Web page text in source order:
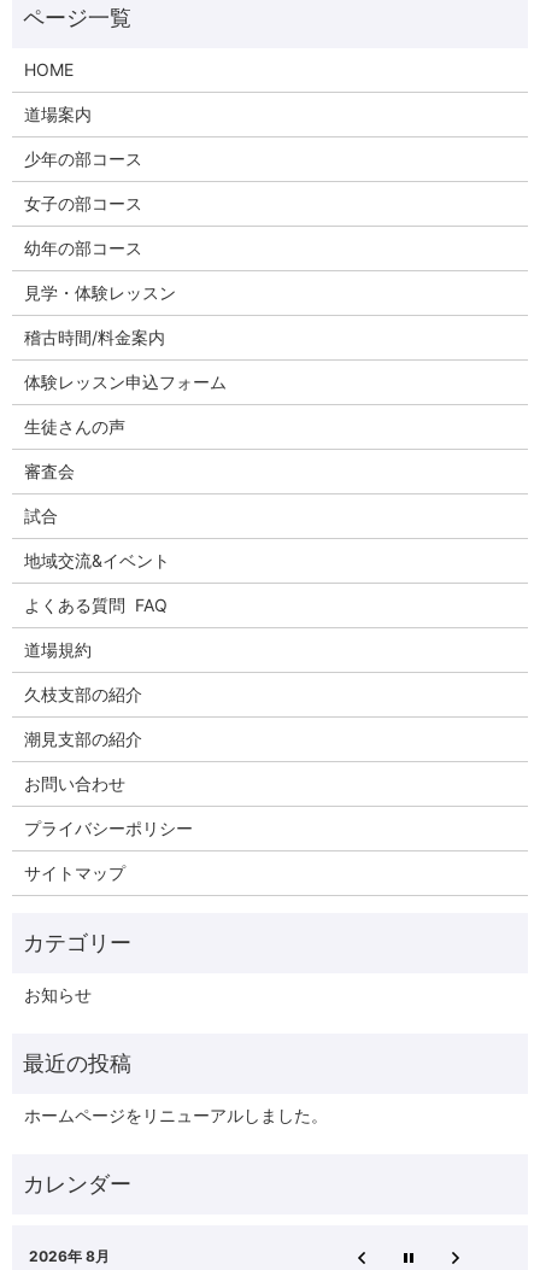
HOME
道場案内
少年の部コース
女子の部コース
幼年の部コース
見学・体験レッスン
稽古時間/料金案内
体験レッスン申込フォーム
生徒さんの声
審査会
試合
地域交流&イベント
よくある質問 FAQ
道場規約
久枝支部の紹介
潮見支部の紹介
お問い合わせ
プライバシーポリシー
サイトマップ
お知らせ
ホームページをリニューアルしました。
2026年 8月